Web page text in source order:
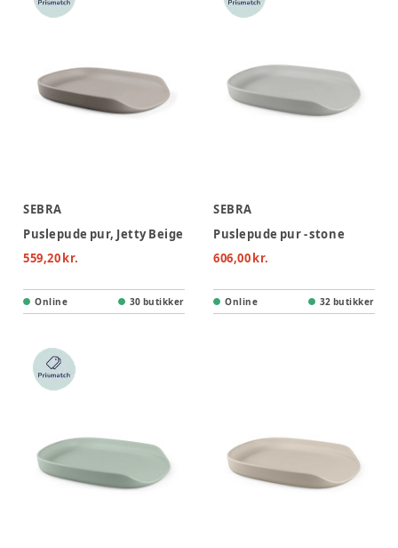
SEBRA
Puslepude pur, Jetty Beige
559,20 kr.
Online 30 butikker
SEBRA
Puslepude pur - stone
606,00 kr.
Online 32 butikker